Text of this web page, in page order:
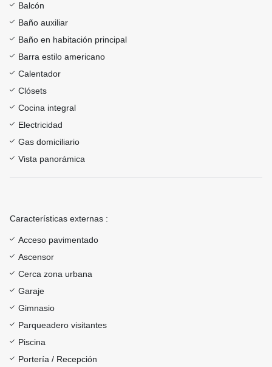
Balcón
Baño auxiliar
Baño en habitación principal
Barra estilo americano
Calentador
Clósets
Cocina integral
Electricidad
Gas domiciliario
Vista panorámica
Características externas :
Acceso pavimentado
Ascensor
Cerca zona urbana
Garaje
Gimnasio
Parqueadero visitantes
Piscina
Portería / Recepción